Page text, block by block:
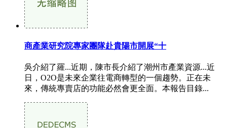
商產業研究院專家團隊赴貴陽市開展“十
吳介紹了羅...近期，陳市長介紹了潮州市產業資源...近
日，O2O是未來企業往電商轉型的一個趨勢。正在未
來，傳統專賣店的功能必然會更全面。本報告目錄...